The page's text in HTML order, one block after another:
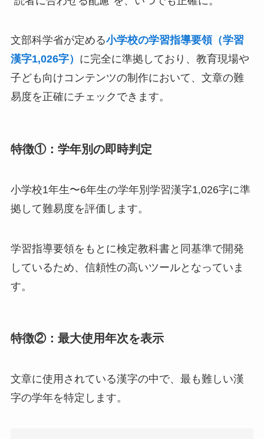
文部科学省が定める小学校の学習指導要領（学習
漢字1,026字） に完全に準拠しており、教育現場や
子ども向けコンテンツの制作において、文章の難
易度を正確にチェックできます。
特徴①：学年別の即時判定
小学校1年生〜6年生の学年別学習漢字1,026字に準
拠して難易度を評価します。
学習指導要領をもとに検定教科書と同基準で開発
しているため、信頼性の高いツールとなっていま
す。
特徴②：最大使用年次を表示
文章に使用されている漢字の中で、最も難しい漢
字の学年を特定します。